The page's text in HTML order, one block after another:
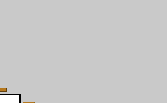
Suchen …